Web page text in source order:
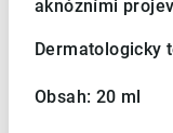
aknózními
Dermatologicky
Obsah: 20 ml